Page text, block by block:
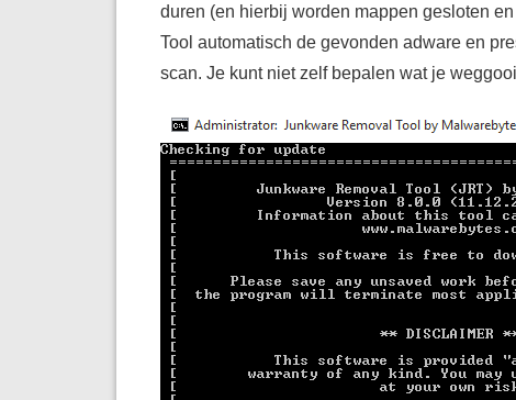
duren (en hierbij worden mappen gesloten
Tool automatisch de gevonden adware en
scan. Je kunt niet zelf bepalen wat je